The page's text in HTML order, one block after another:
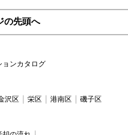
の先頭へ
ョンカタログ
沢区 栄区 港南区 磯子区